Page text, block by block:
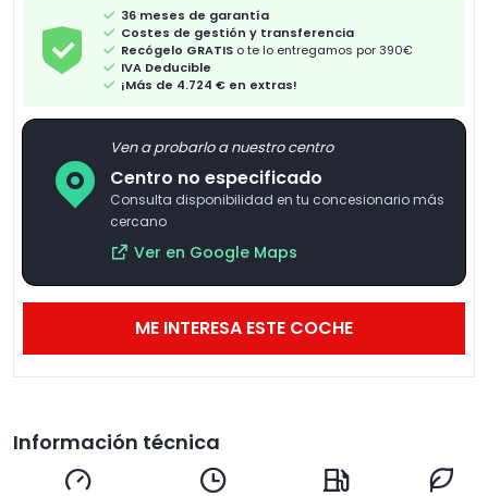
36 meses de garantía
Costes de gestión y transferencia
Recógelo GRATIS o te lo entregamos por 390€
IVA Deducible
¡Más de 4.724 € en extras!
Ven a probarlo a nuestro centro
Centro no especificado
Consulta disponibilidad en tu concesionario más
cercano
Ver en Google Maps
ME INTERESA ESTE COCHE
Información técnica